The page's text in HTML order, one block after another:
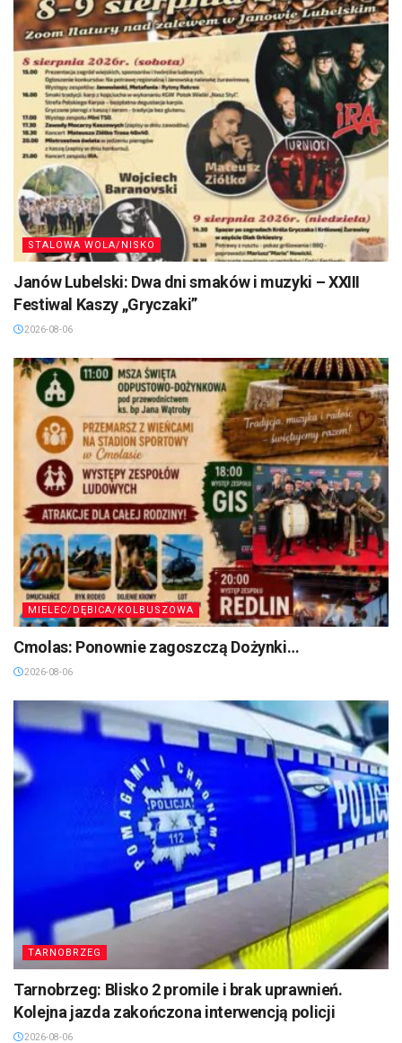
STALOWA WOLA/NISKO
Janów Lubelski: Dwa dni smaków i muzyki – XXIII
Festiwal Kaszy „Gryczaki”
2026-08-06
MIELEC/DĘBICA/KOLBUSZOWA
Cmolas: Ponownie zagoszczą Dożynki…
2026-08-06
TARNOBRZEG
Tarnobrzeg: Blisko 2 promile i brak uprawnień.
Kolejna jazda zakończona interwencją policji
2026-08-06